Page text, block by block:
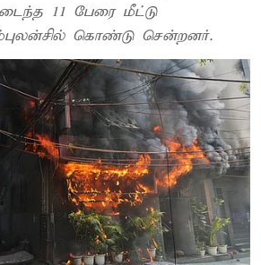
11 பேரை மீட்டு
கொண்டு சென்றனர்.